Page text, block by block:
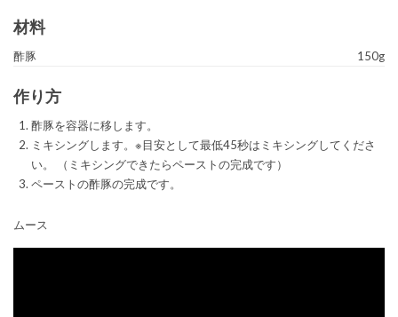
材料
酢豚 150g
作り方
酢豚を容器に移します。
ミキシングします。※目安として最低45秒はミキシングしてくださ
い。 （ミキシングできたらペーストの完成です）
ペーストの酢豚の完成です。
ムース